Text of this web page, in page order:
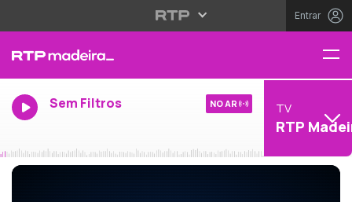
Entrar
Sem Filtros NO AR TV
RTP